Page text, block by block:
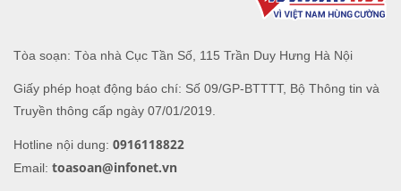
Tòa soạn: Tòa nhà Cục Tần Số, 115 Trần Duy Hưng Hà Nội
Giấy phép hoạt động báo chí: Số 09/GP-BTTTT, Bộ Thông tin và
Truyền thông cấp ngày 07/01/2019.
Hotline nội dung: 0916118822
Email: toasoan@infonet.vn